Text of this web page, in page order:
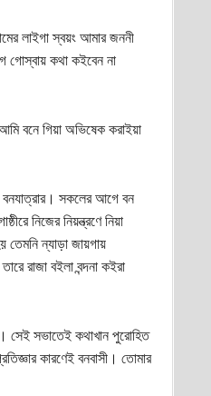
লাইগা স্বয়ং আমার জননী
গোস্বায় কথা কইবেন না
বনে গিয়া অভিষেক করাইয়া
সকলের আগে বন
নিজের নিয়ন্ত্রণে নিয়া
তেমনি ন্যাড়া জায়গায়
রাজা বইলা বন্দনা কইরা
সেই সভাতেই কথাখান পুরোহিত
কারণেই বনবাসী। তোমার